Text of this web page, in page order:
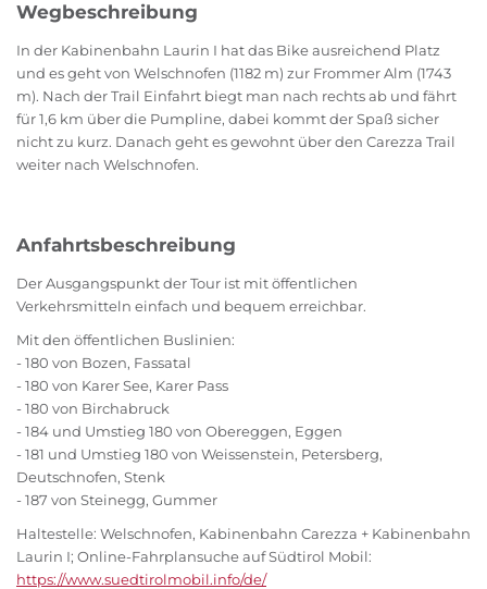
Wegbeschreibung
In der Kabinenbahn Laurin I hat das Bike ausreichend Platz
und es geht von Welschnofen (1182 m) zur Frommer Alm (1743
m). Nach der Trail Einfahrt biegt man nach rechts ab und fährt
für 1,6 km über die Pumpline, dabei kommt der Spaß sicher
nicht zu kurz. Danach geht es gewohnt über den Carezza Trail
weiter nach Welschnofen.
Anfahrtsbeschreibung
Der Ausgangspunkt der Tour ist mit öffentlichen
Verkehrsmitteln einfach und bequem erreichbar.
Mit den öffentlichen Buslinien:
- 180 von Bozen, Fassatal
- 180 von Karer See, Karer Pass
- 180 von Birchabruck
- 184 und Umstieg 180 von Obereggen, Eggen
- 181 und Umstieg 180 von Weissenstein, Petersberg,
Deutschnofen, Stenk
- 187 von Steinegg, Gummer
Haltestelle: Welschnofen, Kabinenbahn Carezza + Kabinenbahn
Laurin I; Online-Fahrplansuche auf Südtirol Mobil:
https://www.suedtirolmobil.info/de/